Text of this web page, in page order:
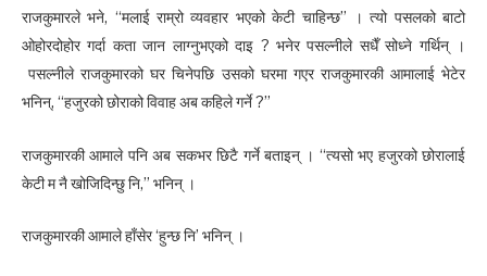
राजकुमारले भने, “मलाई राम्रो व्यवहार भएको केटी चाहिन्छ” । त्यो पसलको बाटो
ओहोरदोहोर गर्दा कता जान लाग्नुभएको दाइ ? भनेर पसल्नीले सधैँ सोध्ने गर्थिन् ।​
पसल्नीले राजकुमारको घर चिनेपछि उसको घरमा गएर राजकुमारकी आमालाई भेटेर
भनिन्, “हजुरको छोराको विवाह अब कहिले गर्ने ?”
राजकुमारकी आमाले पनि अब सकभर छिटै गर्ने बताइन् । “त्यसो भए हजुरको छोरालाई
केटी म नै खोजिदिन्छु नि,” भनिन् ।
राजकुमारकी आमाले हाँसेर ‘हुन्छ नि’ भनिन् ।